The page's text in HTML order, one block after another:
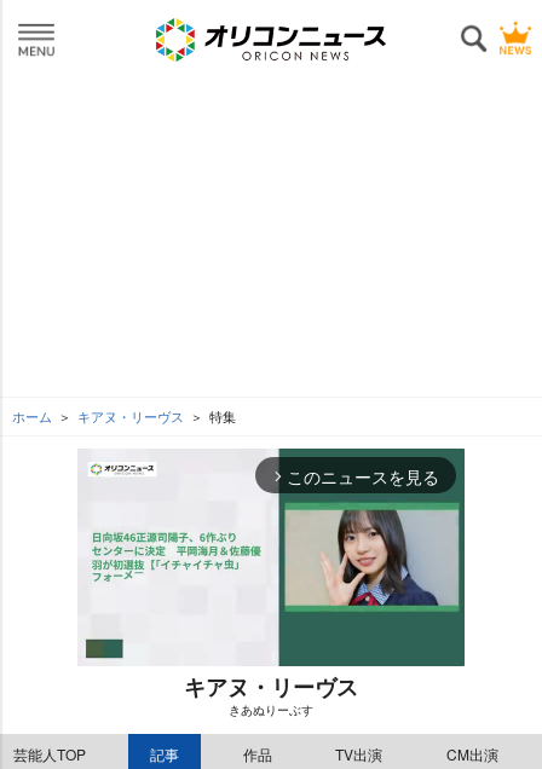
ホーム キアヌ・リーヴス 特集
arrow_forward_ios このニュースを見る
M
u
キアヌ・リーヴス
きあぬりーぶす
芸能人TOP 記事 作品 TV出演 CM出演